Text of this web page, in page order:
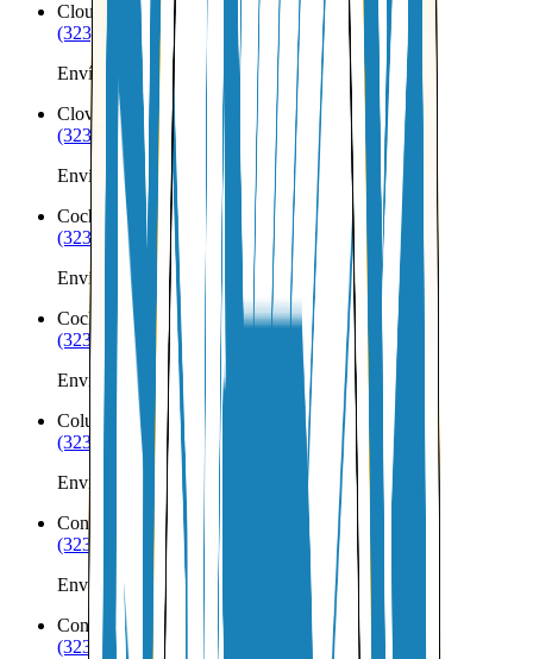
Cloudcroft
NM
(323) 953-8100
Envíos a Nicaragua desde Cloudcroft
Clovis
NM
(323) 953-8100
Envíos a Nicaragua desde Clovis
Cochiti Lake NM
(323) 953-8100
Envíos a Nicaragua desde Cochiti Lake
Cochiti Pueblo
NM
(323) 953-8100
Envíos a Nicaragua desde Cochiti Pueblo
Columbus
NM
(323) 953-8100
Envíos a Nicaragua desde Columbus
Conchas Dam NM
(323) 953-8100
Envíos a Nicaragua desde Conchas Dam
Continental Divide
NM
(323) 953-8100